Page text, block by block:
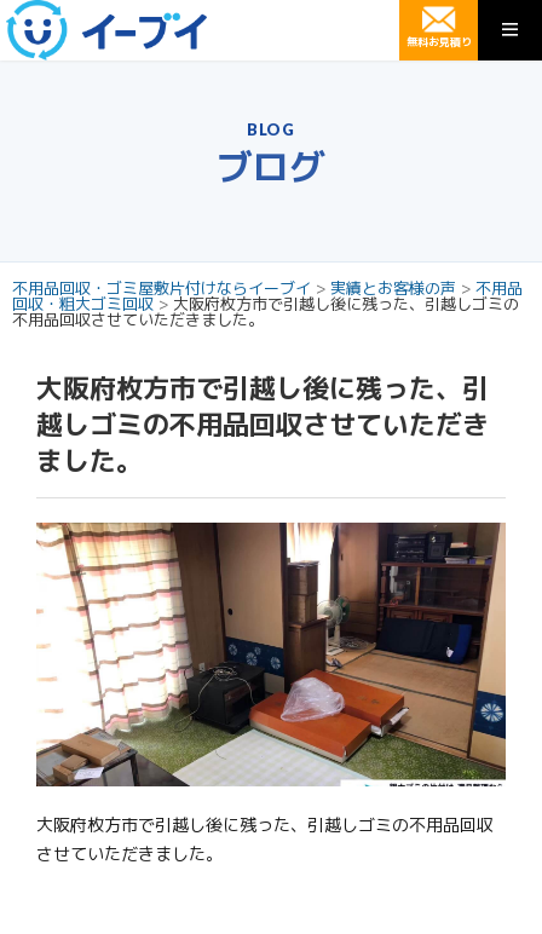
無料お見積り
BLOG
ブログ
不用品回収・ゴミ屋敷片付けならイーブイ > 実績とお客様の声 > 不用品
回収・粗大ゴミ回収 > 大阪府枚方市で引越し後に残った、引越しゴミの
不用品回収させていただきました。
大阪府枚方市で引越し後に残った、引
越しゴミの不用品回収させていただき
ました。
大阪府枚方市で引越し後に残った、引越しゴミの不用品回収
させていただきました。